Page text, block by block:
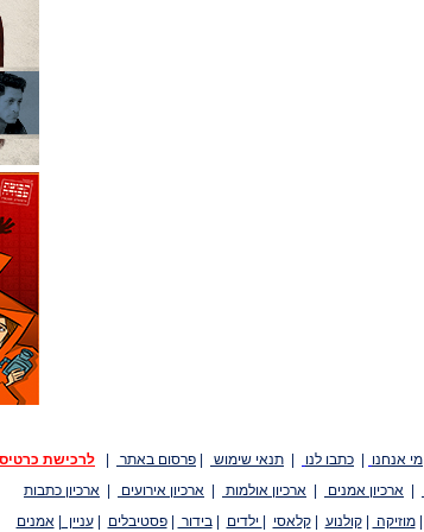
מי אנחנו כתבו לנו תנאי שימוש פרסום באתר
לרכישת
ארכיון אמנים ארכיון אולמות ארכיון אירועים
ארכיון כתבות
|מוזיקה |קולנוע |קלאסי ילדים |בידור |פסטיבלים |עניין |אמנים